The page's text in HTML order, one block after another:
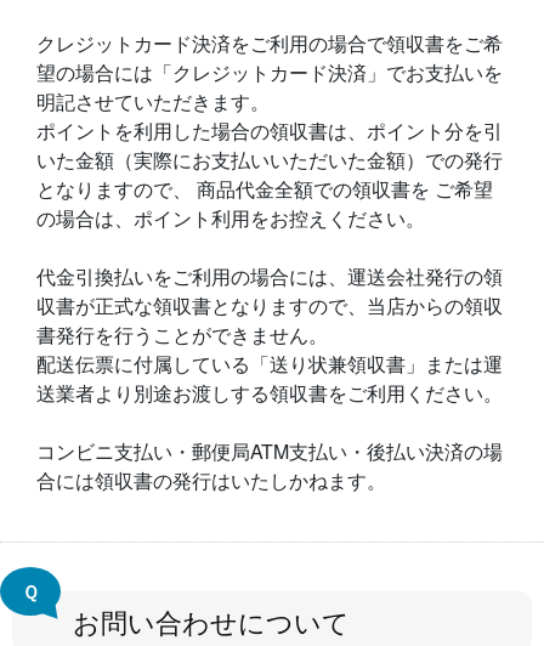
クレジットカード決済をご利用の場合で領収書をご希
望の場合には「クレジットカード決済」でお支払いを
明記させていただきます。
ポイントを利用した場合の領収書は、ポイント分を引
いた金額（実際にお支払いいただいた金額）での発行
となりますので、 商品代金全額での領収書を ご希望
の場合は、ポイント利用をお控えください。
代金引換払いをご利用の場合には、運送会社発行の領
収書が正式な領収書となりますので、当店からの領収
書発行を行うことができません。
配送伝票に付属している「送り状兼領収書」または運
送業者より別途お渡しする領収書をご利用ください。
コンビニ支払い・郵便局ATM支払い・後払い決済の場
合には領収書の発行はいたしかねます。
Ｑ
お問い合わせについて